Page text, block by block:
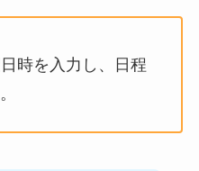
時を入力し、日程